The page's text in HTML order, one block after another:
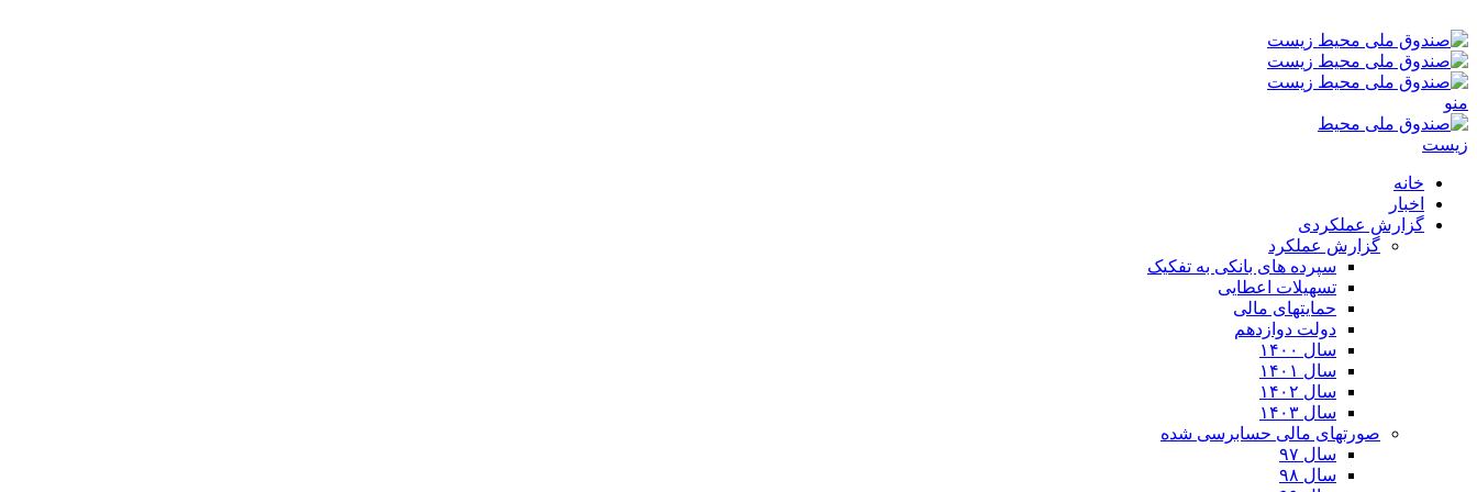
منو
خانه
اخبار
گزارش عملکردی
گزارش عملکرد
سپرده های بانکی به تفکیک
تسهیلات اعطایی
حمایتهای مالی
دولت دوازدهم
سال ۱۴۰۰
سال ۱۴۰۱
سال ۱۴۰۲
سال ۱۴۰۳
صورتهای مالی حسابرسی شده
سال ۹۷
سال ۹۸